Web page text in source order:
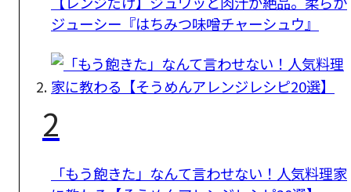
ジューシー『はちみつ味噌チャーシュウ』
2
「もう飽きた」なんて言わせない！人気料理家